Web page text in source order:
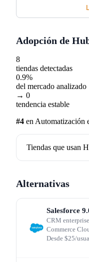
externas, algo que
El problema
El elefante en la
rebaja de Starter a
captar volumen,
cambiado. Una
Starter (27 €/mes)
más el onboarding
españolas, ese
La alternativa es
Adopción de
8
tiendas detectadas
0.9%
del mercado analizado
→ 0
tendencia estable
#4 en Automatización
Tiendas que usan
Alternativas
Salesforce
CRM
Commerce
Desde $25/